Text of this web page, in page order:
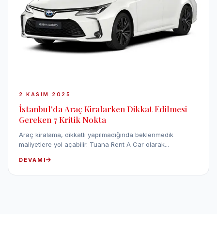
2 KASIM 2025
İstanbul'da Araç Kiralarken Dikkat Edilmesi
Gereken 7 Kritik Nokta
Araç kiralama, dikkatli yapılmadığında beklenmedik
maliyetlere yol açabilir. Tuana Rent A Car olarak...
DEVAMI